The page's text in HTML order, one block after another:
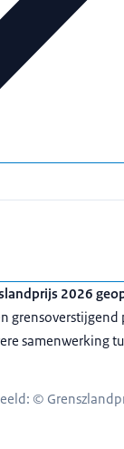
2026
samenwerking
©